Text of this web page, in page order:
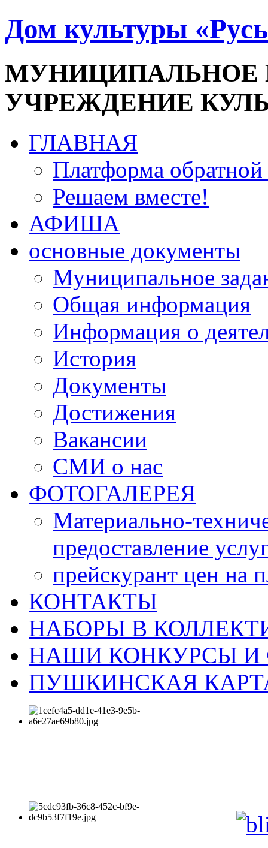
Дом культуры
УЧРЕЖДЕНИЕ
ГЛАВНАЯ
Платформа обратной
Решаем вместе!
АФИША
основные документы
Муниципальное
Общая информация
Информация о
История
Документы
Достижения
Вакансии
СМИ о нас
ФОТОГАЛЕРЕЯ
Материально-
предоставление
прейскурант цен на
КОНТАКТЫ
НАБОРЫ В
НАШИ КОНКУРСЫ И
ПУШКИНСКАЯ